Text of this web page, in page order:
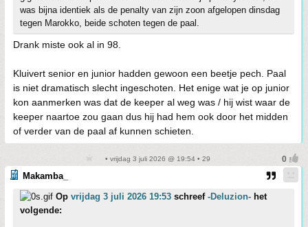
was bijna identiek als de penalty van zijn zoon afgelopen dinsdag
tegen Marokko, beide schoten tegen de paal.
Drank miste ook al in 98.
Kluivert senior en junior hadden gewoon een beetje pech. Paal
is niet dramatisch slecht ingeschoten. Het enige wat je op junior
kon aanmerken was dat de keeper al weg was / hij wist waar de
keeper naartoe zou gaan dus hij had hem ook door het midden
of verder van de paal af kunnen schieten.
• vrijdag 3 juli 2026 @ 19:54 • 29
Makamba_
Op vrijdag 3 juli 2026 19:53 schreef -Deluzion- het
volgende: